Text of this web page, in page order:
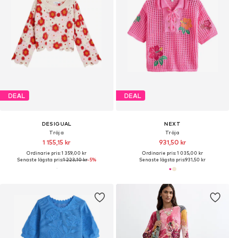
DEAL
DESIGUAL
Tröja
1 155,15 kr
Ordinarie pris: 1 359,00 kr
Senaste lägsta pris:1 223,10 kr-5%
DEAL
NEXT
Tröja
931,50 kr
Ordinarie pris: 1 035,00 kr
Senaste lägsta pris:931,50 kr